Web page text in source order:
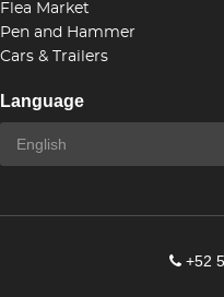
Flea Market
Pen and Hammer
Cars & Trailers
Language
+52